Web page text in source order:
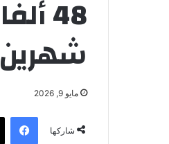
شهرين
مايو 9, 2026
شاركها
فيسبوك